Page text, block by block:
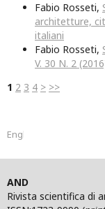
Fabio Rosseti,
architetture,
italiani
Fabio Rosseti,
V. 30 N. 2
1 2 3 4 > >>
English
AND
Rivista scientifica di